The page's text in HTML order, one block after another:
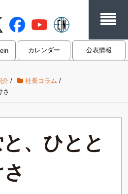
カレンダー 公表情報
介 / 社長コラム /
さ
、ひとと